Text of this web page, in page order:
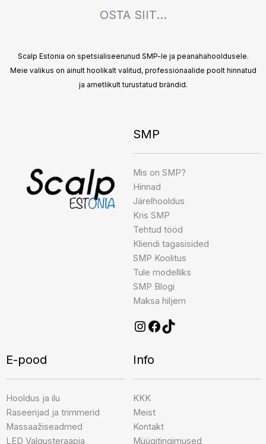
OSTA SIIT...
Scalp Estonia on spetsialiseerunud SMP-le ja peanahahooldusele.
Meie valikus on ainult hoolikalt valitud, professionaalide poolt hinnatud
ja ametlikult turustatud brändid.
SMP
Mis on SMP?
Hinnad
Järelhooldus
Kris SMP
Tehtud tööd
Kliendi tagasisided
SMP Koolitus
Tule modelliks
SMP Blogi
Maksa hiljem
Instagram
E-pood
Hooldus ja ilu
Raseerijad ja trimmerid
Massaažiseadmed
LED Valgusteraapia
Info
KKK
Meist
Kontakt
Müügitingimused